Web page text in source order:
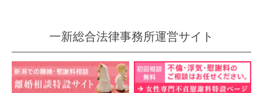
一新総合法律事務所運営サイト